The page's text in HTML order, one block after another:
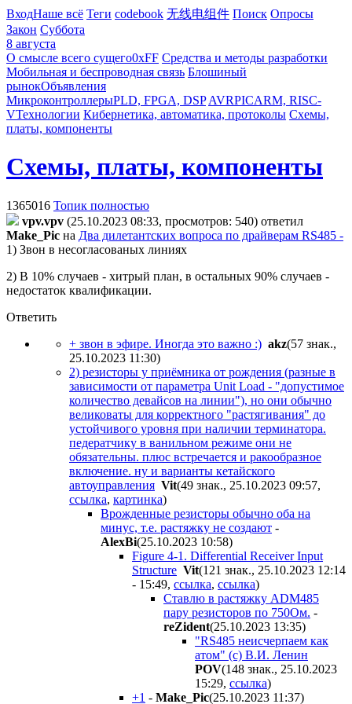
ВходНаше всё Теги codebook 无线电组件 Поиск Опросы
Закон Суббота
8 августа
О смысле всего сущего0xFF Средства и методы разработки
Мобильная и беспроводная связь Блошиный
рынокОбъявления
МикроконтроллерыPLD, FPGA, DSP AVRPICARM, RISC-
VТехнологии Кибернетика, автоматика, протоколы Схемы,
платы, компоненты
Схемы, платы, компоненты
1365016 Топик полностью
vpv.vpv (25.10.2023 08:33, просмотров: 540) ответил
Make_Pic на Два дилетантских вопроса по драйверам RS485 -
1) Звон в несогласованых линиях
2) В 10% случаев - хитрый план, в остальных 90% случаев -
недостаток квалификации.
Ответить
+ звон в эфире. Иногда это важно :) akz(57 знак.,
25.10.2023 11:30)
2) резисторы у приёмника от рождения (разные в
зависимости от параметра Unit Load - "допустимое
количество девайсов на линии"), но они обычно
великоваты для корректного "растягивания" до
устойчивого уровня при наличии терминатора.
педератчику в ванильном режиме они не
обязательны. плюс встречается и ракообразное
включение. ну и варианты кетайского
автоуправления Vit(49 знак., 25.10.2023 09:57,
ссылка, картинка)
Врожденные резисторы обычно оба на
минус, т.е. растяжку не создают -
AlexBi(25.10.2023 10:58)
Figure 4-1. Differential Receiver Input
Structure Vit(121 знак., 25.10.2023 12:14
- 15:49, ссылка, ссылка)
Ставлю в растяжку ADM485
пару резисторов по 750Ом. -
reZident(25.10.2023 13:35)
"RS485 неисчерпаем как
атом" (с) В.И. Ленин
POV(148 знак., 25.10.2023
15:29, ссылка)
+1 - Make_Pic(25.10.2023 11:37)